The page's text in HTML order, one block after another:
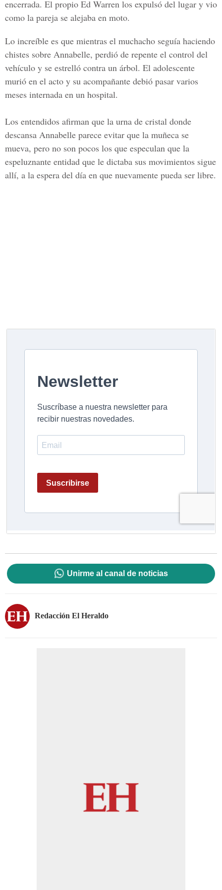
encerrada. El propio Ed Warren los expulsó del lugar y vio
como la pareja se alejaba en moto.
Lo increíble es que mientras el muchacho seguía haciendo
chistes sobre Annabelle, perdió de repente el control del
vehículo y se estrelló contra un árbol. El adolescente
murió en el acto y su acompañante debió pasar varios
meses internada en un hospital.
Los entendidos afirman que la urna de cristal donde
descansa Annabelle parece evitar que la muñeca se
mueva, pero no son pocos los que especulan que la
espeluznante entidad que le dictaba sus movimientos sigue
allí, a la espera del día en que nuevamente pueda ser libre.
Unirme al canal de noticias
Redacción El Heraldo